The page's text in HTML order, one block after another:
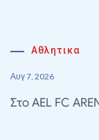
Αθλητικα
Αυγ 7, 2026
Στο AEL FC